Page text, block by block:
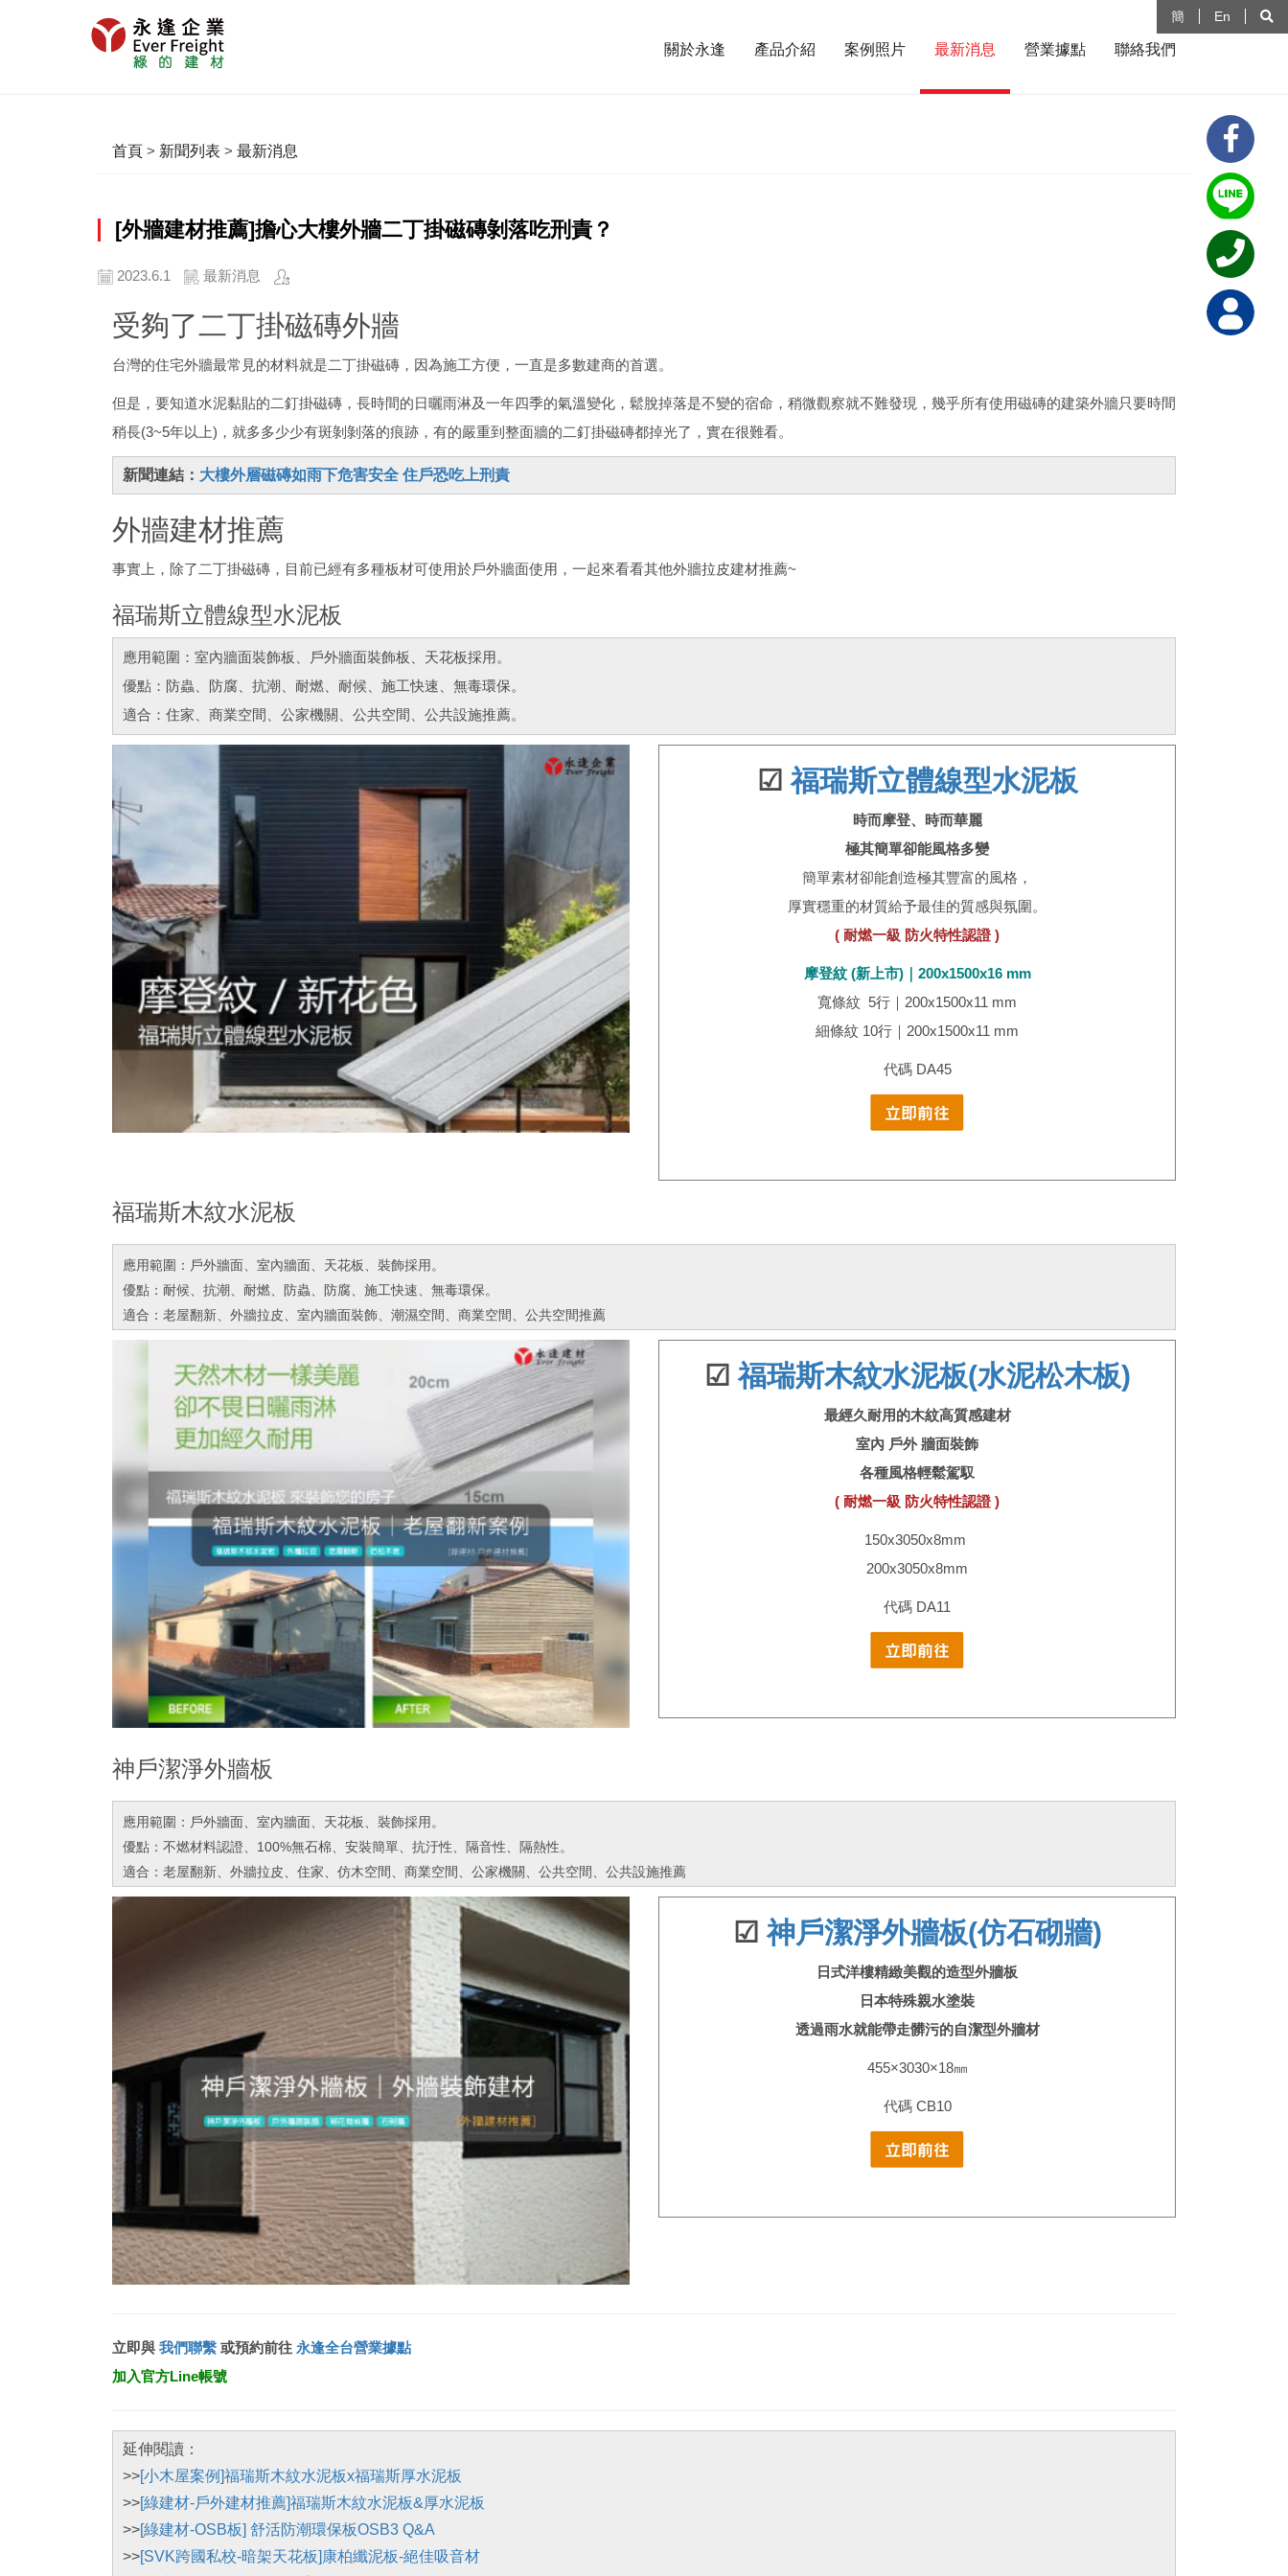
簡 En
關於永逢 產品介紹 案例照片 最新消息 營業據點 聯絡我們
首頁 > 新聞列表 > 最新消息
[外牆建材推薦]擔心大樓外牆二丁掛磁磚剝落吃刑責？
2023.6.1 最新消息
受夠了二丁掛磁磚外牆
台灣的住宅外牆最常見的材料就是二丁掛磁磚，因為施工方便，一直是多數建商的首選。
但是，要知道水泥黏貼的二釘掛磁磚，長時間的日曬雨淋及一年四季的氣溫變化，鬆脫掉落是不變的宿命，稍微觀察就不難發現，幾乎所有使用磁磚的建築外牆只要時間
稍長(3~5年以上)，就多多少少有斑剝剝落的痕跡，有的嚴重到整面牆的二釘掛磁磚都掉光了，實在很難看。
新聞連結： 大樓外層磁磚如雨下危害安全 住戶恐吃上刑責
外牆建材推薦
事實上，除了二丁掛磁磚，目前已經有多種板材可使用於戶外牆面使用，一起來看看其他外牆拉皮建材推薦~
福瑞斯立體線型水泥板
應用範圍：室內牆面裝飾板、戶外牆面裝飾板、天花板採用。
優點：防蟲、防腐、抗潮、耐燃、耐候、施工快速、無毒環保。
適合：住家、商業空間、公家機關、公共空間、公共設施推薦。
☑福瑞斯立體線型水泥板
時而摩登、時而華麗
極其簡單卻能風格多變
簡單素材卻能創造極其豐富的風格，
厚實穩重的材質給予最佳的質感與氛圍。
( 耐燃一級 防火特性認證 )
摩登紋 (新上市)｜200x1500x16 mm
寬條紋 5行｜200x1500x11 mm​
細條紋 10行｜200x1500x11 mm
代碼 DA45
福瑞斯木紋水泥板
應用範圍：戶外牆面、室內牆面、天花板、裝飾採用。
優點：耐候、抗潮、耐燃、防蟲、防腐、施工快速、無毒環保。
適合：老屋翻新、外牆拉皮、室內牆面裝飾、潮濕空間、商業空間、公共空間推薦
☑福瑞斯木紋水泥板(水泥松木板)
最經久耐用的木紋高質感建材
室內 戶外 牆面裝飾
各種風格輕鬆駕馭
( 耐燃一級 防火特性認證 )
150x3050x8mm
200x3050x8mm
代碼 DA11
神戶潔淨外牆板
應用範圍：戶外牆面、室內牆面、天花板、裝飾採用。
優點：不燃材料認證、100%無石棉、安裝簡單、抗汙性、隔音性、隔熱性。
適合：老屋翻新、外牆拉皮、住家、仿木空間、商業空間、公家機關、公共空間、公共設施推薦
☑神戶潔淨外牆板(仿石砌牆)
日式洋樓精緻美觀的造型外牆板
日本特殊親水塗裝
透過雨水就能帶走髒污的自潔型外牆材
455×3030×18㎜
代碼 CB10
立即與 我們聯繫 或預約前往 永逢全台營業據點
加入官方Line帳號
延伸閱讀：
>>[小木屋案例]福瑞斯木紋水泥板x福瑞斯厚水泥板
>>[綠建材-戶外建材推薦]福瑞斯木紋水泥板&厚水泥板
>>[綠建材-OSB板] 舒活防潮環保板OSB3 Q&A
>>[SVK跨國私校-暗架天花板]康柏纖泥板-絕佳吸音材